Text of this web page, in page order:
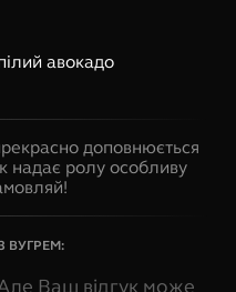
авокадо
доповнюється
надає ролу особливу
ВУГРЕМ:
Ваш відгук може